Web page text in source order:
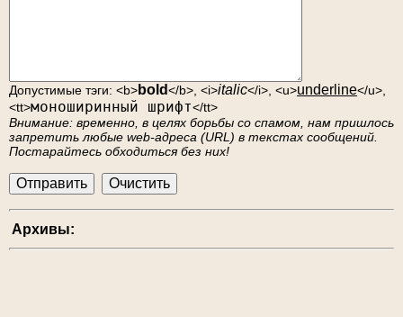
Допустимые тэги: <b>bold</b>, <i>italic</i>, <u>underline</u>,
<tt>моноширинный шрифт</tt>
Внимание: временно, в целях борьбы со спамом, нам пришлось
запретить любые web-адреса (URL) в текстах сообщений.
Постарайтесь обходиться без них!
Архивы: